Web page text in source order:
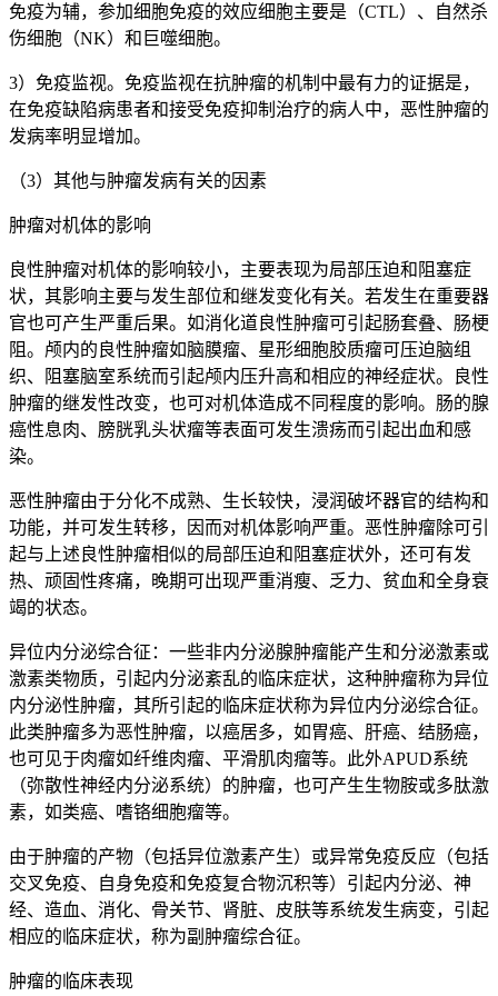
免疫为辅，参加细胞免疫的效应细胞主要是（CTL）、自然杀
伤细胞（NK）和巨噬细胞。
3）免疫监视。免疫监视在抗肿瘤的机制中最有力的证据是，
在免疫缺陷病患者和接受免疫抑制治疗的病人中，恶性肿瘤的
发病率明显增加。
（3）其他与肿瘤发病有关的因素
肿瘤对机体的影响
良性肿瘤对机体的影响较小，主要表现为局部压迫和阻塞症
状，其影响主要与发生部位和继发变化有关。若发生在重要器
官也可产生严重后果。如消化道良性肿瘤可引起肠套叠、肠梗
阻。颅内的良性肿瘤如脑膜瘤、星形细胞胶质瘤可压迫脑组
织、阻塞脑室系统而引起颅内压升高和相应的神经症状。良性
肿瘤的继发性改变，也可对机体造成不同程度的影响。肠的腺
癌性息肉、膀胱乳头状瘤等表面可发生溃疡而引起出血和感
染。
恶性肿瘤由于分化不成熟、生长较快，浸润破坏器官的结构和
功能，并可发生转移，因而对机体影响严重。恶性肿瘤除可引
起与上述良性肿瘤相似的局部压迫和阻塞症状外，还可有发
热、顽固性疼痛，晚期可出现严重消瘦、乏力、贫血和全身衰
竭的状态。
异位内分泌综合征：一些非内分泌腺肿瘤能产生和分泌激素或
激素类物质，引起内分泌紊乱的临床症状，这种肿瘤称为异位
内分泌性肿瘤，其所引起的临床症状称为异位内分泌综合征。
此类肿瘤多为恶性肿瘤，以癌居多，如胃癌、肝癌、结肠癌，
也可见于肉瘤如纤维肉瘤、平滑肌肉瘤等。此外APUD系统
（弥散性神经内分泌系统）的肿瘤，也可产生生物胺或多肽激
素，如类癌、嗜铬细胞瘤等。
由于肿瘤的产物（包括异位激素产生）或异常免疫反应（包括
交叉免疫、自身免疫和免疫复合物沉积等）引起内分泌、神
经、造血、消化、骨关节、肾脏、皮肤等系统发生病变，引起
相应的临床症状，称为副肿瘤综合征。
肿瘤的临床表现